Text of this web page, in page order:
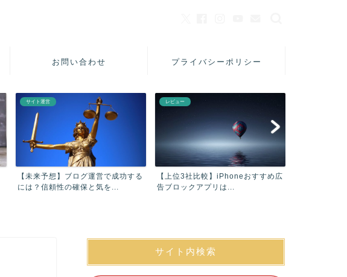
お問い合わせ プライバシーポリシー
サイト運営
【未来予想】ブログ運営で成功する
には？信頼性の確保と気を...
レビュー
【上位3社比較】iPhoneおすすめ広
告ブロックアプリは...
サイト内検索